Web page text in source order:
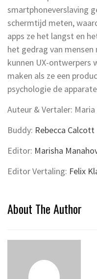
smartphoneverslaving
schermtijd meten,
apps ze het langst en
het gedrag van
kunnen UX-ontwerpers
maken als ze een
psychologie de
Auteur & Vertaler:
Buddy: Rebecca Calcott
Editor: Marisha
Editor Vertaling: Felix
About The Author